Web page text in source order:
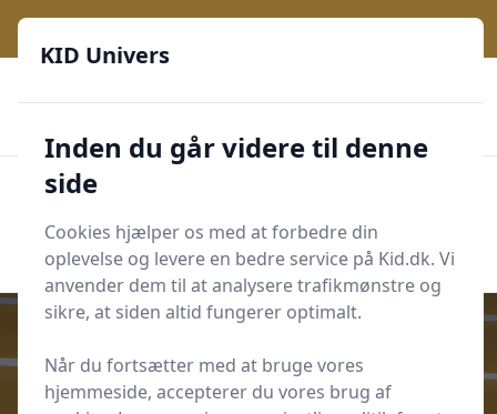
Start søgning
Start søgning
Udgivet iVærelse og Indretning
KID Univers
Inden du går videre til denne
side
Cookies hjælper os med at forbedre din
oplevelse og levere en bedre service på Kid.dk. Vi
anvender dem til at analysere trafikmønstre og
sikre, at siden altid fungerer optimalt.
Når du fortsætter med at bruge vores
hjemmeside, accepterer du vores brug af